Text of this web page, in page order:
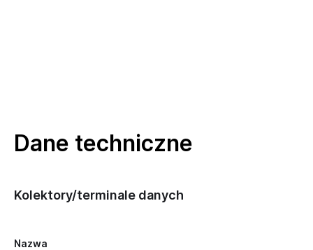
Dane techniczne
Kolektory/terminale danych
Nazwa